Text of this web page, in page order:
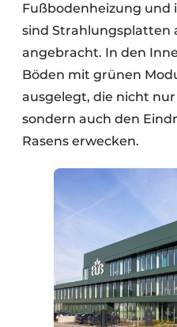
Fußbodenheizung und
sind Strahlungsplatten
angebracht. In den
Böden mit grünen
ausgelegt, die nicht
sondern auch den
Rasens erwecken.